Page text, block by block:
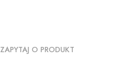
ZAPYTAJ O PRODUKT